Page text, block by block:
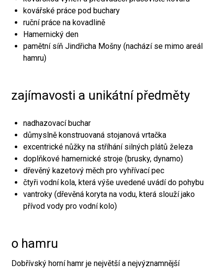
kovářské práce pod buchary
ruční práce na kovadlině
Hamernický den
pamětní síň Jindřicha Mošny (nachází se mimo areál
hamru)
zajímavosti a unikátní předměty
nadhazovací buchar
důmyslně konstruovaná stojanová vrtačka
excentrické nůžky na stříhání silných plátů železa
doplňkové hamernické stroje (brusky, dynamo)
dřevěný kazetový měch pro vyhřívací pec
čtyři vodní kola, která výše uvedené uvádí do pohybu
vantroky (dřevěná koryta na vodu, která slouží jako
přívod vody pro vodní kolo)
o hamru
Dobřívský horní hamr je největší a nejvýznamnější